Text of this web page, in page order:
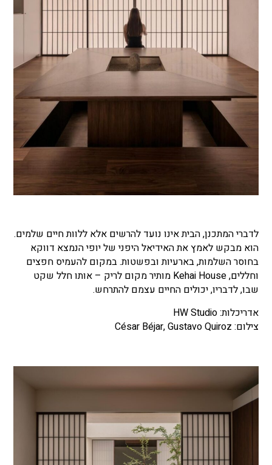
לדברי המתכנן, הבית אינו נועד להרשים אלא ללוות חיים שלמים.
הוא מבקש לאמץ את האידיאל היפני של יופי הנמצא דווקא
בחוסר השלמות, בארעיות ובפשטות. במקום להעמיס חפצים
וחללים, Kehai House מותיר מקום לריק – אותו חלל שקט
שבו, לדבריו, יכולים החיים עצמם להתרחש.
אדריכלות: HW Studio
צילום: César Béjar, Gustavo Quiroz